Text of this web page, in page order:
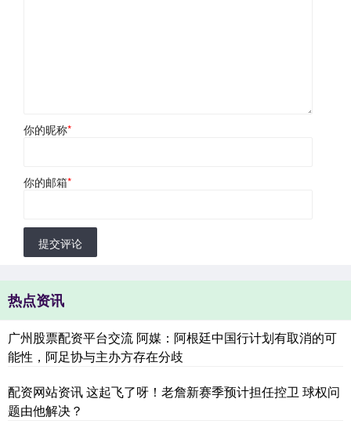
你的昵称*
你的邮箱*
提交评论
热点资讯
广州股票配资平台交流 阿媒：阿根廷中国行计划有取消的可
能性，阿足协与主办方存在分歧
配资网站资讯 这起飞了呀！老詹新赛季预计担任控卫 球权问
题由他解决？